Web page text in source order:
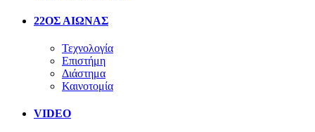
22ΟΣ ΑΙΩΝΑΣ
Τεχνολογία
Επιστήμη
Διάστημα
Καινοτομία
VIDEO